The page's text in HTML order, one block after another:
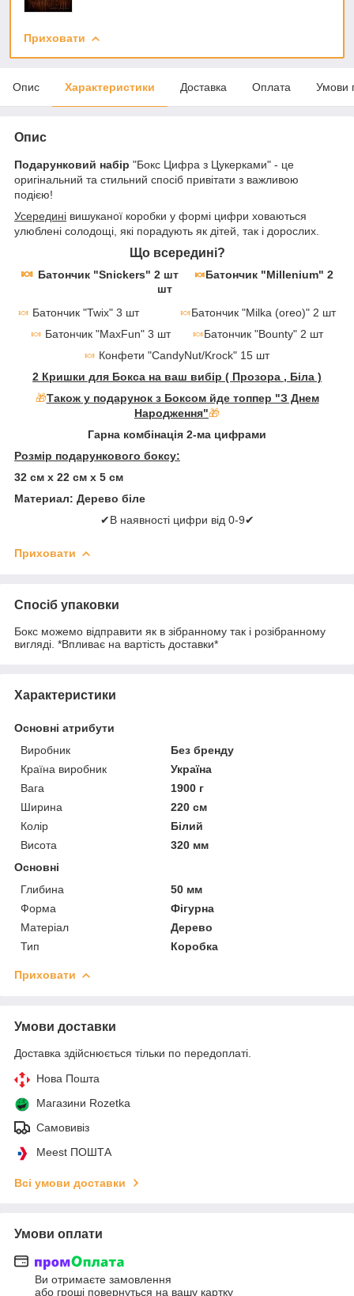
Приховати
Опис Характеристики Доставка Оплата Умови
Опис
Подарунковий набір "Бокс Цифра з Цукерками" - це
оригінальний та стильний спосіб привітати з важливою
подією!
Усередині вишуканої коробки у формі цифри ховаються
улюблені солодощі, які порадують як дітей, так і дорослих.
Що всередині?
🍬 Батончик "Snickers" 2 шт 🍬Батончик "Millenium" 2
шт
🍬 Батончик "Twix" 3 шт 🍬Батончик "Milka (oreo)" 2 шт
🍬 Батончик "MaxFun" 3 шт 🍬Батончик "Bounty" 2 шт
🍬 Конфети "CandyNut/Krock" 15 шт
2 Кришки для Бокса на ваш вибір ( Прозора , Біла )
🎁Також у подарунок з Боксом йде топпер "З Днем
Народження"🎁
Гарна комбінація 2-ма цифрами
Розмір подарункового боксу:
32 см х 22 см х 5 см
Материал: Дерево біле
✔В наявності цифри від 0-9✔
Приховати
Спосіб упаковки
Бокс можемо відправити як в зібранному так і розібранному
вигляді. *Впливає на вартість доставки*
Характеристики
Основні атрибути
Виробник
Без бренду
Країна виробник
Україна
Вага
1900 г
Ширина
220 см
Колір
Білий
Висота
320 мм
Основні
Глибина
50 мм
Форма
Фігурна
Матеріал
Дерево
Тип
Коробка
Приховати
Умови доставки
Доставка здійснюється тільки по передоплаті.
Нова Пошта
Магазини Rozetka
Самовивіз
Meest ПОШТА
Всі умови доставки
Умови оплати
Ви отримаєте замовлення
або гроші повернуться на вашу картку